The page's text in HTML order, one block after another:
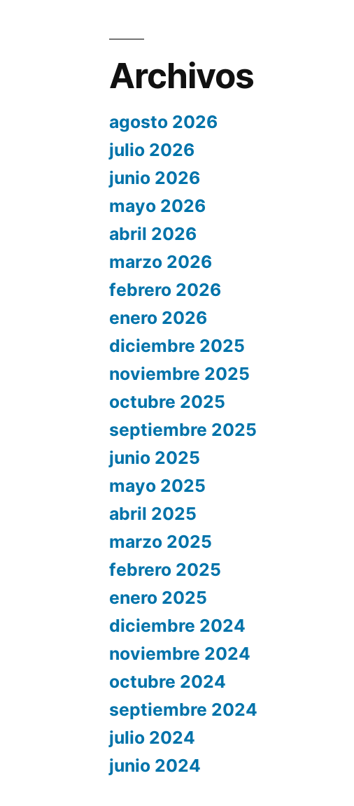
Archivos
agosto 2026
julio 2026
junio 2026
mayo 2026
abril 2026
marzo 2026
febrero 2026
enero 2026
diciembre 2025
noviembre 2025
octubre 2025
septiembre 2025
junio 2025
mayo 2025
abril 2025
marzo 2025
febrero 2025
enero 2025
diciembre 2024
noviembre 2024
octubre 2024
septiembre 2024
julio 2024
junio 2024